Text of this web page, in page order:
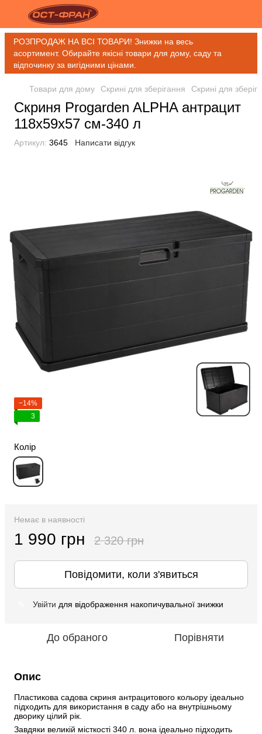
РОЗПРОДАЖ НА ВСІ ТОВАРИ! Знижки на весь
асортимент. Обирайте якісні товари для дому, саду та
відпочинку за вигідними цінами.
Товари для дому Скрині для зберігання Скрині для
Скриня Progarden ALPHA антрацит
118x59x57 см-340 л
Артикул: 3645 Написати відгук
−14%
3
Колір
Немає в наявності
1 990 грн 2 320 грн
Повідомити, коли з'явиться
Увійти для відображення накопичувальної знижки
До обраного Порівняти
Опис
Пластикова садова скриня антрацитового кольору ідеально
підходить для використання в саду або на внутрішньому
дворику цілий рік.
Завдяки великій місткості 340 л. вона ідеально підходить